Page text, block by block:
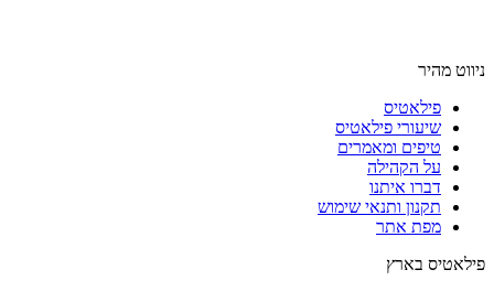
ניווט מהיר
פילאטיס
שיעורי פילאטיס
טיפים ומאמרים
על הקהילה
דברו איתנו
תקנון ותנאי שימוש
מפת אתר
פילאטיס בארץ